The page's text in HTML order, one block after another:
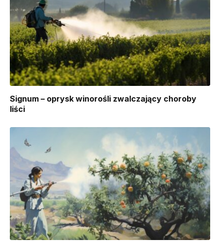
Signum – oprysk winorośli zwalczający choroby
liści